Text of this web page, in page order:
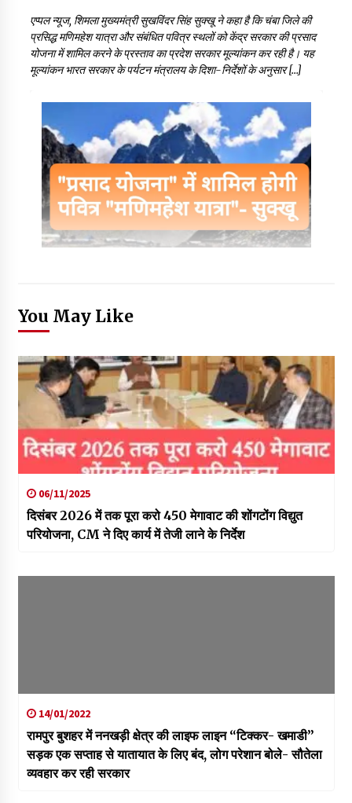
एप्पल न्यूज, शिमला मुख्यमंत्री सुखविंदर सिंह सुक्खू ने कहा है कि चंबा जिले की
प्रसिद्ध मणिमहेश यात्रा और संबंधित पवित्र स्थलों को केंद्र सरकार की प्रसाद
योजना में शामिल करने के प्रस्ताव का प्रदेश सरकार मूल्यांकन कर रही है। यह
मूल्यांकन भारत सरकार के पर्यटन मंत्रालय के दिशा-निर्देशों के अनुसार […]
You May Like
06/11/2025
दिसंबर 2026 में तक पूरा करो 450 मेगावाट की शोंगटोंग विद्युत
परियोजना, CM ने दिए कार्य में तेजी लाने के निर्देश
14/01/2022
रामपुर बुशहर में ननखड़ी क्षेत्र की लाइफ लाइन “टिक्कर- खमाडी”
सड़क एक सप्ताह से यातायात के लिए बंद, लोग परेशान बोले- सौतेला
व्यवहार कर रही सरकार